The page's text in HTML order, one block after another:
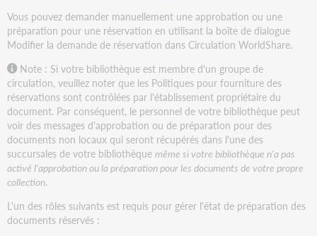
Vous pouvez demander manuellement une approbation ou une
préparation pour une réservation en utilisant la boîte de dialogue
Modifier la demande de réservation dans Circulation WorldShare.
Note : Si votre bibliothèque est membre d'un groupe de
circulation, veuillez noter que les Politiques pour fourniture des
réservations sont contrôlées par l'établissement propriétaire du
document. Par conséquent, le personnel de votre bibliothèque peut
voir des messages d'approbation ou de préparation pour des
documents non locaux qui seront récupérés dans l'une des
succursales de votre bibliothèquemême si votre bibliothèque n'a pas
activé l'approbation ou la préparation pour les documents de votre propre
collection.
L'un des rôles suivants est requis pour gérer l'état de préparation des
documents réservés :